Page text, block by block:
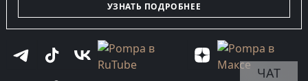
УЗНАТЬ ПОДРОБНЕЕ
ЧАТ